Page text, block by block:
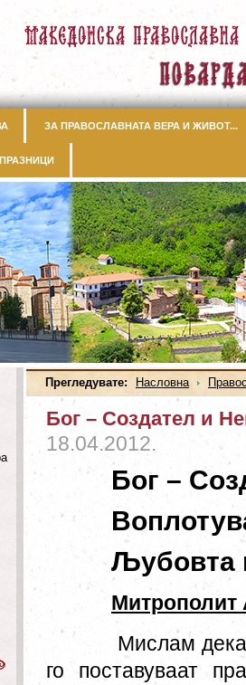
ЗА ПРАВОСЛАВНАТА ВЕРА И ЖИВОТ...
Прегледувате: Насловна
Бог – Создател и
18.04.2012.
Бог –
Љубовта
Митрополит
Мислам
го поставуваат